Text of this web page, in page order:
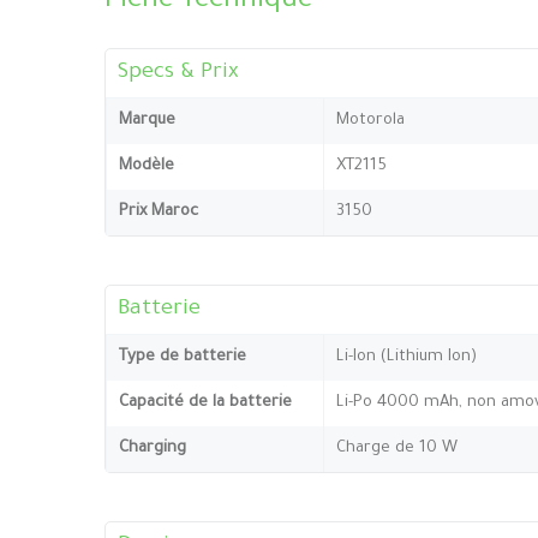
Specs & Prix
Marque Motorola
Modèle XT2115
Prix Maroc 3150
Batterie
Type de batterie Li-Ion (Lithium Ion)
Capacité de la batterie Li-Po 4000 mAh, non
Charging Charge de 10 W